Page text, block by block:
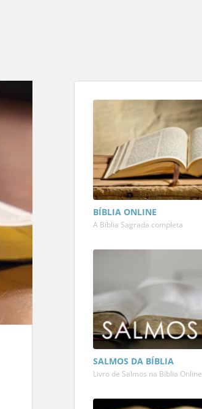
BÍBLIA ONLINE
A Bíblia Sagrada completa
SALMOS DA BÍBLIA
Livro de Salmos na Bíblia Online